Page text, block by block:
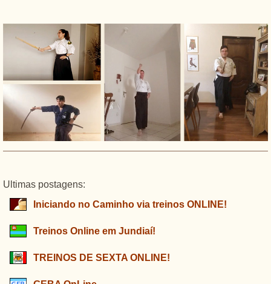
Ultimas postagens:
Iniciando no Caminho via treinos ONLINE!
Treinos Online em Jundiaí!
TREINOS DE SEXTA ONLINE!